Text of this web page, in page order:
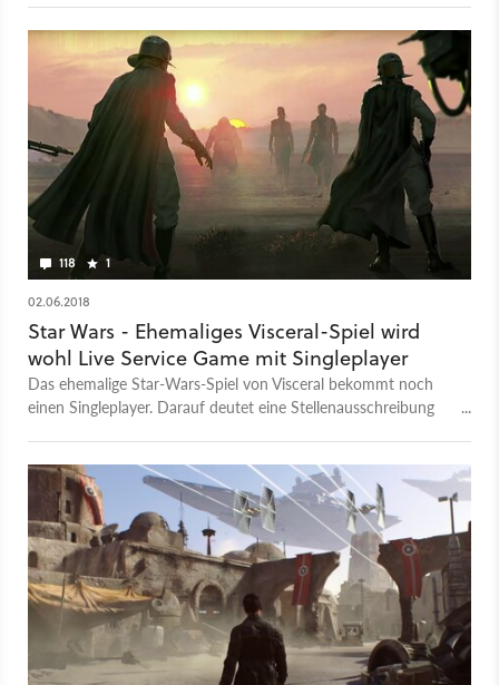
118 1
02.06.2018
Star Wars - Ehemaliges Visceral-Spiel wird
wohl Live Service Game mit Singleplayer
Das ehemalige Star-Wars-Spiel von Visceral bekommt noch
einen Singleplayer. Darauf deutet eine Stellenausschreibung